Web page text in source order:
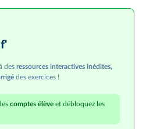
des ressources interactives inédites,
des exercices !
comptes élève et débloquez les